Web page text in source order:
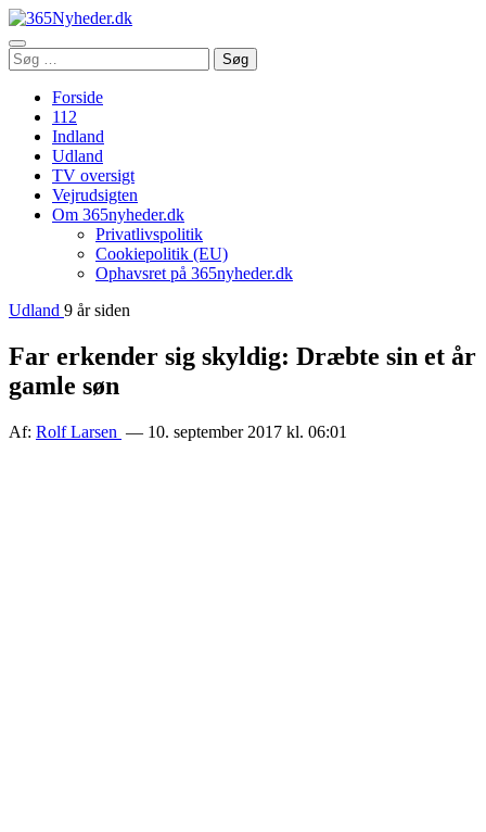
Åbn
menu
Søg
efter:
Søg
Forside
112
Indland
Udland
TV oversigt
Vejrudsigten
Om 365nyheder.dk
Privatlivspolitik
Cookiepolitik (EU)
Ophavsret på 365nyheder.dk
Udland 9 år siden
Far erkender sig skyldig: Dræbte sin et år
gamle søn
Af: Rolf Larsen — 10. september 2017 kl. 06:01